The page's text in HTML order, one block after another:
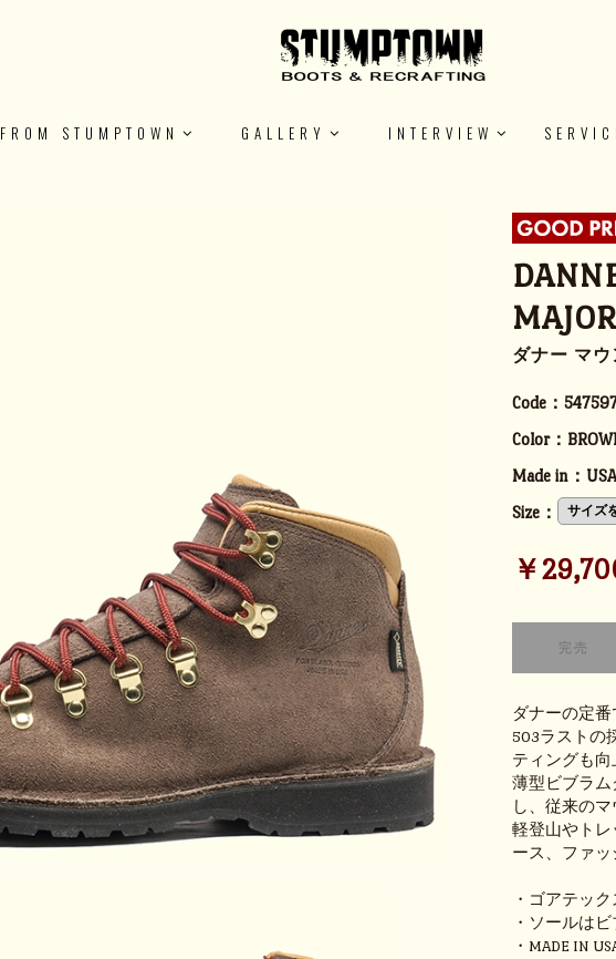
FROM STUMPTOWN GALLERY INTERVIEW
ダナー マ
Code：
Color：
Made in： USA
Size：
￥
ダナーの定番
503ラストの
ティングも向
薄型ビブラ
し、従来の
軽登山やト
ース、ファッ
・ゴアテッ
・ソールは
・MADE IN